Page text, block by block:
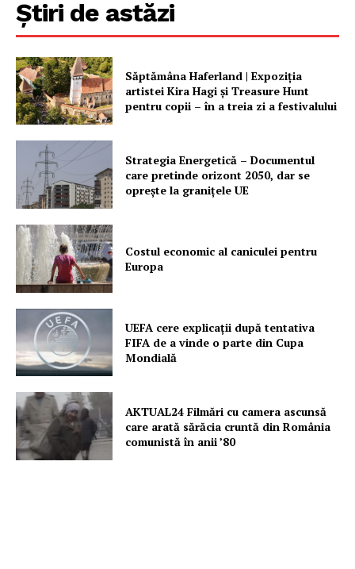
Știri de astăzi
Săptămâna Haferland | Expoziţia
artistei Kira Hagi şi Treasure Hunt
pentru copii – în a treia zi a festivalului
Strategia Energetică – Documentul
care pretinde orizont 2050, dar se
oprește la granițele UE
Costul economic al caniculei pentru
Europa
UEFA cere explicații după tentativa
FIFA de a vinde o parte din Cupa
Mondială
AKTUAL24 Filmări cu camera ascunsă
care arată sărăcia cruntă din România
comunistă în anii ’80